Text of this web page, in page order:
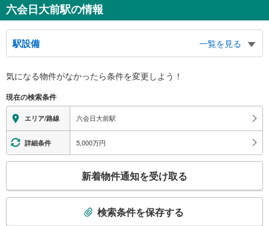
六会日大前駅の情報
駅設備
一覧を見る
※段差なしでの移動経路
地上⇔改札⇔ホーム：○
エレベータ
・各ホーム⇔改札
・東口
・西口
エスカレータ
・東口
・西口
気になる物件がなかったら条件を変更しよう！
現在の検索条件
エリア/路線 六会日大前駅
詳細条件 5,000万円
検
新着物件通知を受け取る
検索条件を保存する